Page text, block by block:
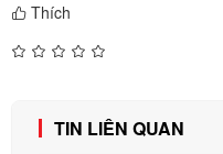
Thích
TIN LIÊN QUAN